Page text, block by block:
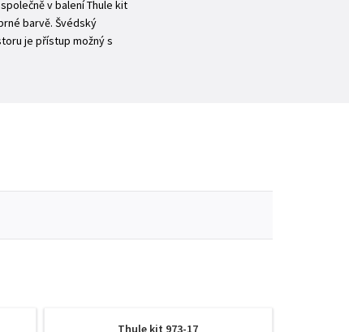
v balení Thule kit
barvě. Švédský
je přístup možný s
Thule kit 973-17